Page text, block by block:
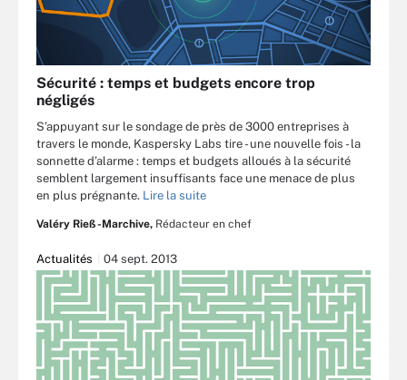
Sécurité : temps et budgets encore trop
négligés
S’appuyant sur le sondage de près de 3000 entreprises à
travers le monde, Kaspersky Labs tire - une nouvelle fois - la
sonnette d’alarme : temps et budgets alloués à la sécurité
semblent largement insuffisants face une menace de plus
en plus prégnante. Lire la suite
Valéry Rieß-Marchive, Rédacteur en chef
Actualités 04 sept. 2013